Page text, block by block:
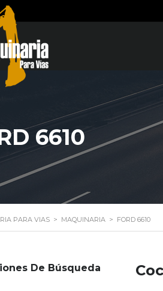
6610
PARA VIAS > MAQUINARIA > FORD 6610
De Búsqueda